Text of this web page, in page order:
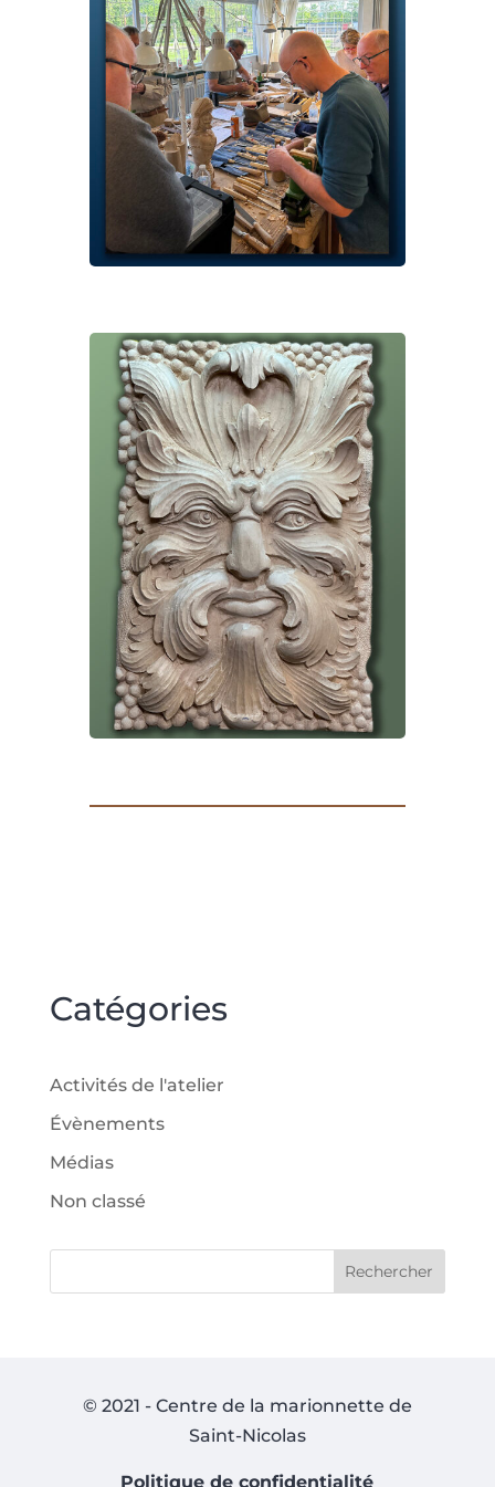
Catégories
Activités de l'atelier
Évènements
Médias
Non classé
Rechercher
© 2021 - Centre de la marionnette de
Saint-Nicolas
Politique de confidentialité